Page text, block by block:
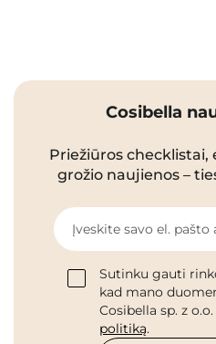
Cosibella
Priežiūros
grožio naujienos –
Įveskite savo el. pašto
Sutinku gauti
kad mano
Cosibella sp. z
politiką.